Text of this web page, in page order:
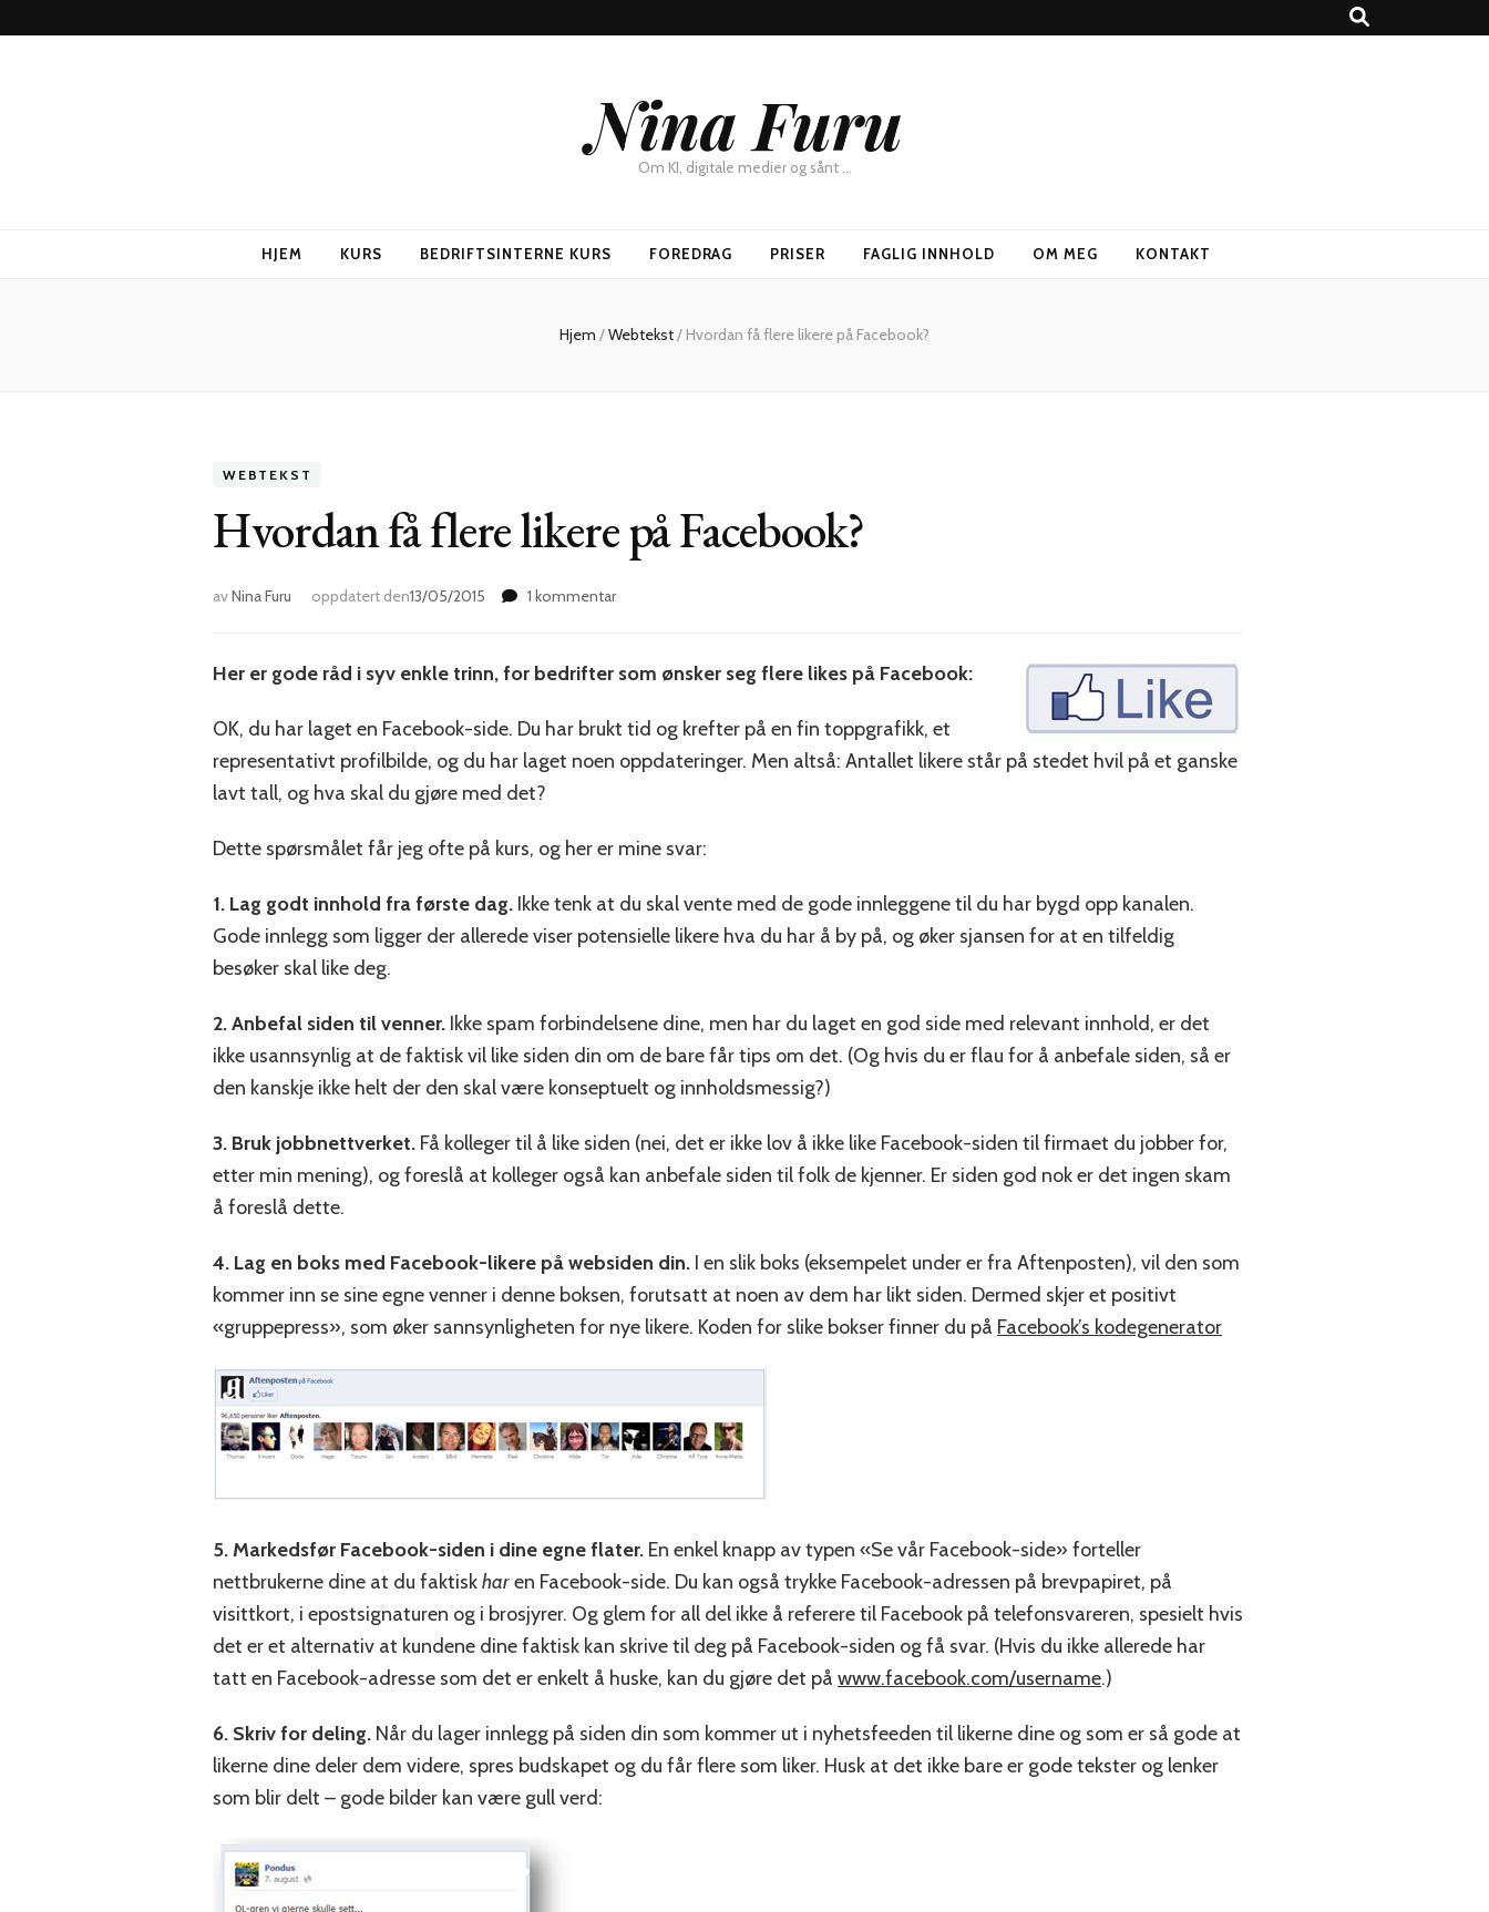
Nina Furu
Om KI, digitale medier og sånt …
HJEM KURS BEDRIFTSINTERNE KURS FOREDRAG PRISER FAGLIG INNHOLD OM MEG KONTAKT
Hjem /Webtekst/ Hvordan få flere likere på Facebook?
WEBTEKST
Hvordan få flere likere på Facebook?
avNina Furu oppdatert den13/05/2015 1 kommentartil
Facebook?
Her er gode råd i syv enkle trinn, for bedrifter som ønsker seg flere likes på Facebook:
OK, du har laget en Facebook-side. Du har brukt tid og krefter på en fin toppgrafikk, et
representativt profilbilde, og du har laget noen oppdateringer. Men altså: Antallet likere står på stedet hvil på et ganske
lavt tall, og hva skal du gjøre med det?
Dette spørsmålet får jeg ofte på kurs, og her er mine svar:
1. Lag godt innhold fra første dag. Ikke tenk at du skal vente med de gode innleggene til du har bygd opp kanalen.
Gode innlegg som ligger der allerede viser potensielle likere hva du har å by på, og øker sjansen for at en tilfeldig
besøker skal like deg.
2. Anbefal siden til venner. Ikke spam forbindelsene dine, men har du laget en god side med relevant innhold, er det
ikke usannsynlig at de faktisk vil like siden din om de bare får tips om det. (Og hvis du er flau for å anbefale siden, så er
den kanskje ikke helt der den skal være konseptuelt og innholdsmessig?)
3. Bruk jobbnettverket. Få kolleger til å like siden (nei, det er ikke lov å ikke like Facebook-siden til firmaet du jobber for,
etter min mening), og foreslå at kolleger også kan anbefale siden til folk de kjenner. Er siden god nok er det ingen skam
å foreslå dette.
4. Lag en boks med Facebook-likere på websiden din. I en slik boks (eksempelet under er fra Aftenposten), vil den som
kommer inn se sine egne venner i denne boksen, forutsatt at noen av dem har likt siden. Dermed skjer et positivt
«gruppepress», som øker sannsynligheten for nye likere. Koden for slike bokser finner du på Facebook’s kodegenerator
5. Markedsfør Facebook-siden i dine egne flater. En enkel knapp av typen «Se vår Facebook-side» forteller
nettbrukerne dine at du faktiskharen Facebook-side. Du kan også trykke Facebook-adressen på brevpapiret, på
visittkort, i epostsignaturen og i brosjyrer. Og glem for all del ikke å referere til Facebook på telefonsvareren, spesielt hvis
det er et alternativ at kundene dine faktisk kan skrive til deg på Facebook-siden og få svar. (Hvis du ikke allerede har
tatt en Facebook-adresse som det er enkelt å huske, kan du gjøre det på www.facebook.com/username.)
6. Skriv for deling. Når du lager innlegg på siden din som kommer ut i nyhetsfeeden til likerne dine og som er så gode at
likerne dine deler dem videre, spres budskapet og du får flere som liker. Husk at det ikke bare er gode tekster og lenker
som blir delt – gode bilder kan være gull verd: